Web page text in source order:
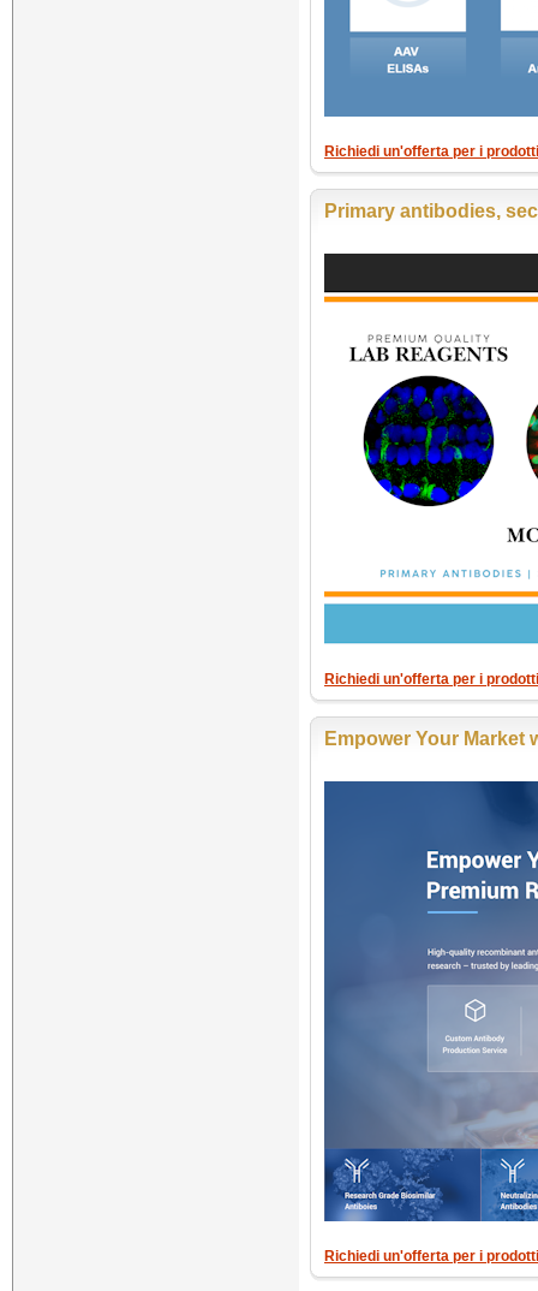
Richiedi un'offerta per i
Primary antibodies,
Richiedi un'offerta per i
Empower Your Market
Richiedi un'offerta per i